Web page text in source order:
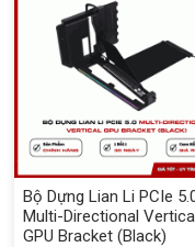
Bộ Dựng Lian Li PCIe
Multi-Directional
GPU Bracket (Black)